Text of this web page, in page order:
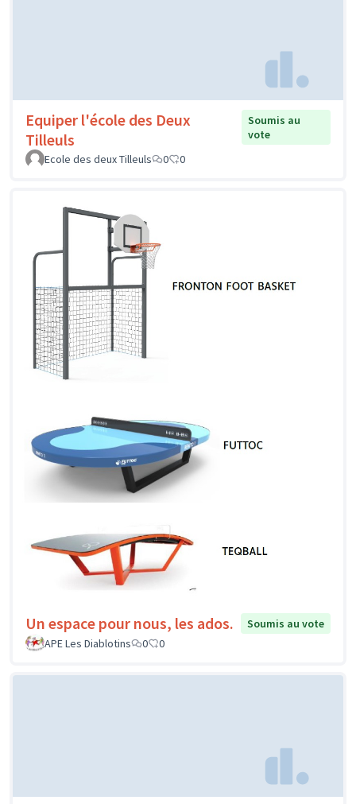
Equiper l'école des Deux
Tilleuls
Soumis au
vote
Ecole des deux Tilleuls
0 0
Un espace pour nous, les ados.
Soumis au vote
APE Les Diablotins
0 0